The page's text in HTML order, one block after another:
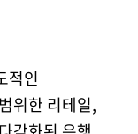
적인
위한 리테일,